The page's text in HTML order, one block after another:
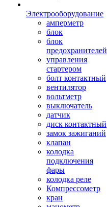
Электрооборудование
амперметр
блок
блок
предохранителей
управления
стартером
болт контактный
вентилятор
вольтметр
выключатель
датчик
диск контактный
замок зажиганий
клапан
колодка
подключения
фары
колодка реле
Компрессометр
кран